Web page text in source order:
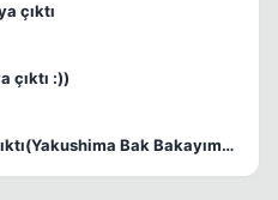
çıktı
çıktı :))
Bak Bakayım